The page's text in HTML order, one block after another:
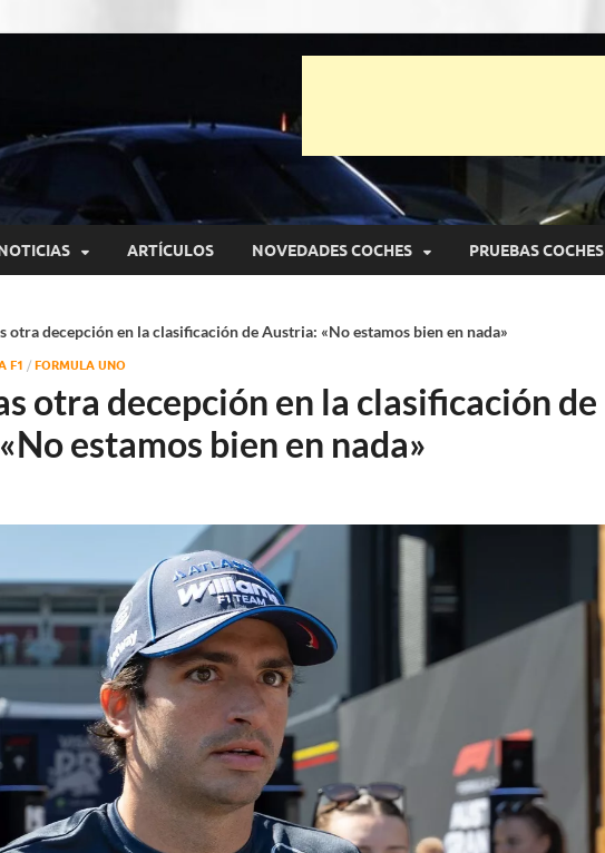
El Motor punto Net
ARTÍCULOS NOVEDADES COCHES PRUEBAS COCHES
otra decepción en la clasificación de Austria: «No estamos bien en nada»
F1 / FORMULA UNO
otra decepción en la clasificación de
estamos bien en nada»